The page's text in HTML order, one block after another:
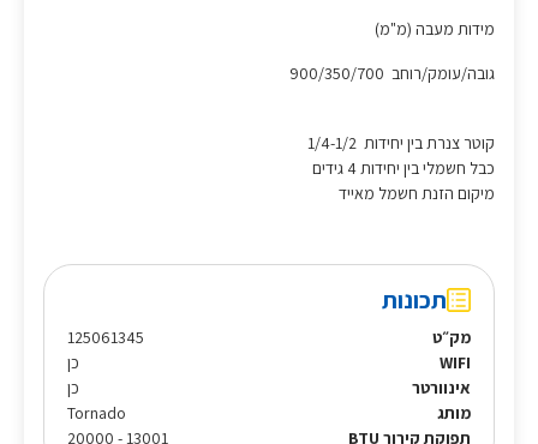
מידות מעבה (מ"מ)
גובה/עומק/רוחב 900/350/700
קוטר צנרת בין יחידות 1/4-1/2
כבל חשמלי בין יחידות 4 גידים
מיקום הזנת חשמל מאייד
תכונות
מק״ט
125061345
WIFI
כן
אינוורטר
כן
מותג
Tornado
תפוקת קירור BTU
13001 - 20000